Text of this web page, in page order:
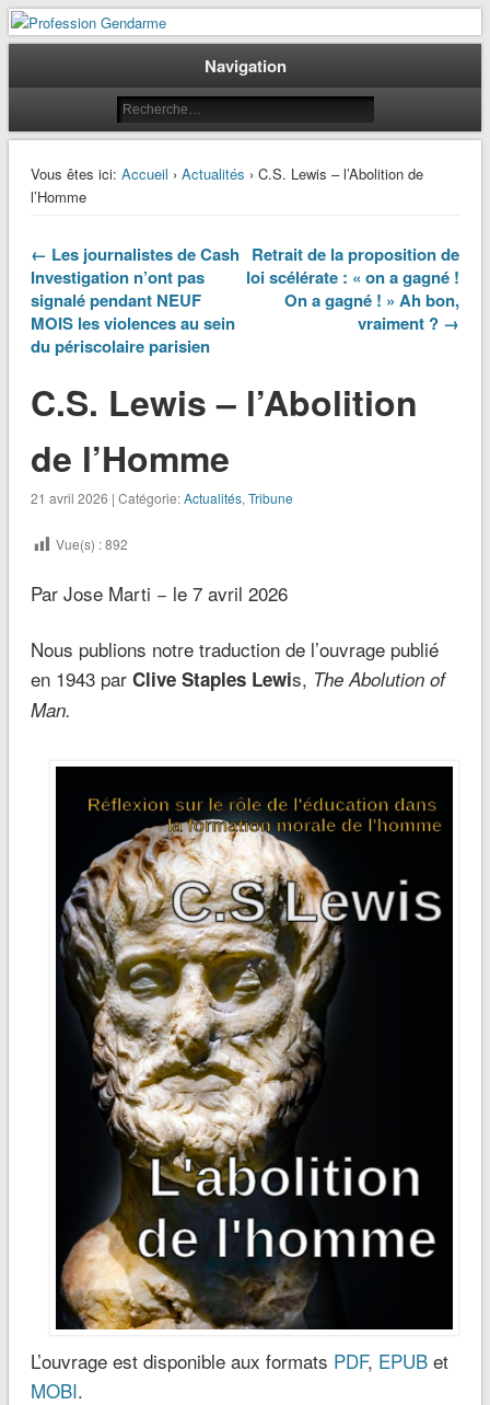
Profession Gendarme
Le journal des gendarmes
Navigation
Vous êtes ici: Accueil › Actualités › C.S. Lewis – l’Abolition de
l’Homme
← Les journalistes de Cash
Investigation n’ont pas
signalé pendant NEUF
MOIS les violences au sein
du périscolaire parisien
Retrait de la proposition de
loi scélérate : « on a gagné !
On a gagné ! » Ah bon,
vraiment ? →
C.S. Lewis – l’Abolition
de l’Homme
21 avril 2026 | Catégorie:Actualités, Tribune
Vue(s) :892
Par Jose Marti − le 7 avril 2026
Nous publions notre traduction de l’ouvrage publié
en 1943 par Clive Staples Lewis, The Abolution of
Man.
L’ouvrage est disponible aux formats PDF, EPUBet
MOBI.